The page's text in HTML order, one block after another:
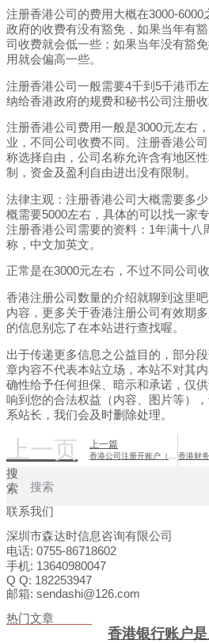
注册香港公司的费用大概在3000-6000
政府的收费有没有豁免，如果当年有
司收费就会低一些；如果当年没有豁
用就会偏高一些。
注册香港公司一般需要4千到5千港币
纳给香港政府的规费和秘书公司注册收
注册香港公司费用一般是3000元左右
业，不同公司收费不同。注册香港公
称选择自由，公司名称允许含有地区
制，资金及盈利自由进出没有限制。
法律主观：注册香港公司大概需要多
概需要5000左右，具体的可以找一家
注册香港公司需要的资料：1年满十八
称，中文加英文。
正常是在3000元左右，不过不同公司
香港注册公司数量的介绍就聊到这里
内容，更多关于香港注册公司有效期
的信息别忘了在本站进行查找喔。
出于传递更多信息之公益目的，部分
章内容不代表本站立场，本站不对其
确性给予任何担保、暗示和承诺，仅
响到您的合法权益（内容、图片等）
系站长，我们会及时删除处理。
上一页 上一篇
搜
索
联系我们
深圳市森达时信息咨询有限公司
电话: 0755-86718602
手机: 13640980047
Q Q: 182253947
邮箱: sendashi@126.com
热门文章
香港银行账户